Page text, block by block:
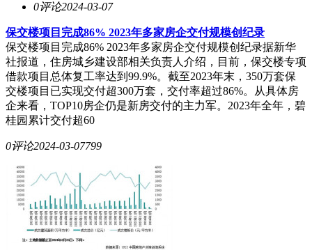
0评论2024-03-07
保交楼项目完成86% 2023年多家房企交付规模创纪录
保交楼项目完成86% 2023年多家房企交付规模创纪录据新华
社报道，住房城乡建设部相关负责人介绍，目前，保交楼专项
借款项目总体复工率达到99.9%。截至2023年末，350万套保
交楼项目已实现交付超300万套，交付率超过86%。从具体房
企来看，TOP10房企仍是新房交付的主力军。2023年全年，碧
桂园累计交付超60
0评论2024-03-07799